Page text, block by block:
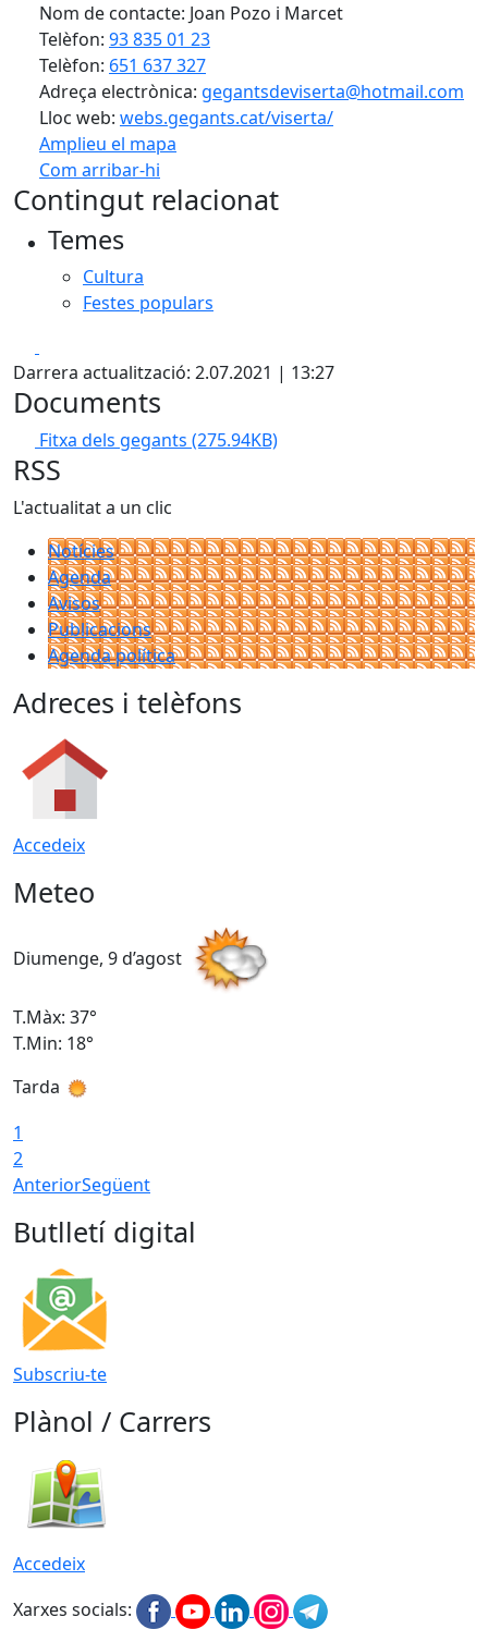
Nom de contacte: Joan Pozo i Marcet
Telèfon: 93 835 01 23
Telèfon: 651 637 327
Adreça electrònica: gegantsdeviserta@hotmail.com
Lloc web: webs.gegants.cat/viserta/
Amplieu el mapa
Com arribar-hi
+
Contingut relacionat
Temes
Cultura
Festes populars
Darrera actualització: 2.07.2021 | 13:27
Documents
Fitxa dels gegants (275.94KB)
RSS
L'actualitat a un clic
Notícies
Agenda
Avisos
Publicacions
Agenda política
Adreces i telèfons
Accedeix
Meteo
Diumenge, 9 d’agost
T.Màx: 37°
T.Min: 18°
Tarda
1
2
AnteriorSegüent
Butlletí digital
Subscriu-te
Plànol / Carrers
Accedeix
Xarxes socials: